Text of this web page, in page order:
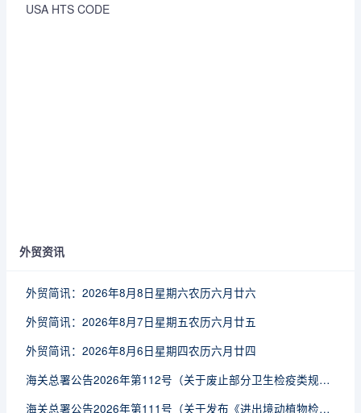
USA HTS CODE
外贸资讯
外贸简讯：2026年8月8日星期六农历六月廿六
外贸简讯：2026年8月7日星期五农历六月廿五
外贸简讯：2026年8月6日星期四农历六月廿四
海关总署公告2026年第112号（关于废止部分卫生检疫类规范性文件的公告）
海关总署公告2026年第111号（关于发布《进出境动植物检疫处理监督管理工作规定》《进出境卫生处理监督管理工作规定》的公告）